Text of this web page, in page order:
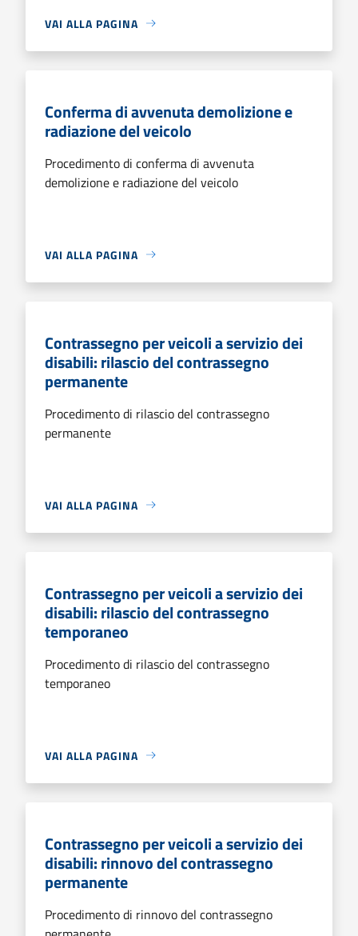
VAI ALLA PAGINA
Conferma di avvenuta demolizione e
radiazione del veicolo
Procedimento di conferma di avvenuta
demolizione e radiazione del veicolo
VAI ALLA PAGINA
Contrassegno per veicoli a servizio dei
disabili: rilascio del contrassegno
permanente
Procedimento di rilascio del contrassegno
permanente
VAI ALLA PAGINA
Contrassegno per veicoli a servizio dei
disabili: rilascio del contrassegno
temporaneo
Procedimento di rilascio del contrassegno
temporaneo
VAI ALLA PAGINA
Contrassegno per veicoli a servizio dei
disabili: rinnovo del contrassegno
permanente
Procedimento di rinnovo del contrassegno